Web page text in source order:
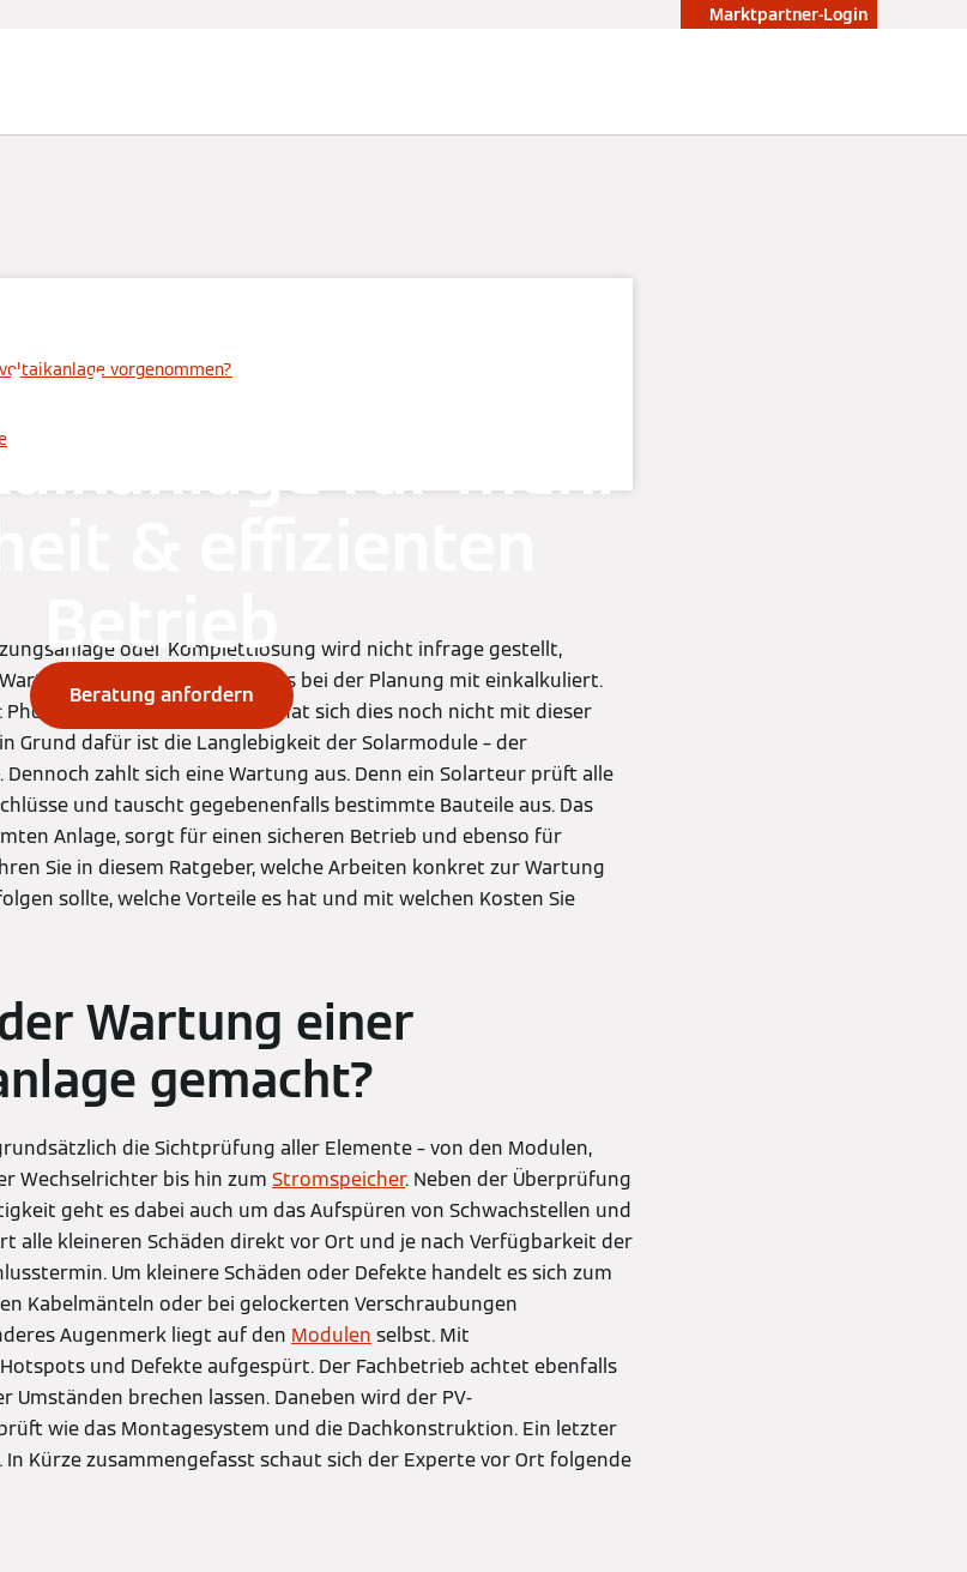
Marktpartner-Login
der
für mehr
Betrieb
Beratung anfordern
vorgenommen?
oder Komplettlösung wird nicht infrage gestellt,
werden bereits bei der Planung mit einkalkuliert.
Photovoltaik oder PV-Anlage) hat sich dies noch nicht mit dieser
Grund dafür ist die Langlebigkeit der Solarmodule – der
zahlt sich eine Wartung aus. Denn ein Solarteur prüft alle
und tauscht gegebenenfalls bestimmte Bauteile aus. Das
Anlage, sorgt für einen sicheren Betrieb und ebenso für
Sie in diesem Ratgeber, welche Arbeiten konkret zur Wartung
sollte, welche Vorteile es hat und mit welchen Kosten Sie
Wartung einer
gemacht?
die Sichtprüfung aller Elemente – von den Modulen,
Wechselrichter bis hin zum Stromspeicher. Neben der Überprüfung
geht es dabei auch um das Aufspüren von Schwachstellen und
alle kleineren Schäden direkt vor Ort und je nach Verfügbarkeit der
Um kleinere Schäden oder Defekte handelt es sich zum
Kabelmänteln oder bei gelockerten Verschraubungen
Augenmerk liegt auf den Modulen selbst. Mit
und Defekte aufgespürt. Der Fachbetrieb achtet ebenfalls
Umständen brechen lassen. Daneben wird der PV-
wie das Montagesystem und die Dachkonstruktion. Ein letzter
Kürze zusammengefasst schaut sich der Experte vor Ort folgende